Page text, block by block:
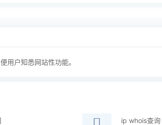
用户知悉网站性功能。
ip whois查询